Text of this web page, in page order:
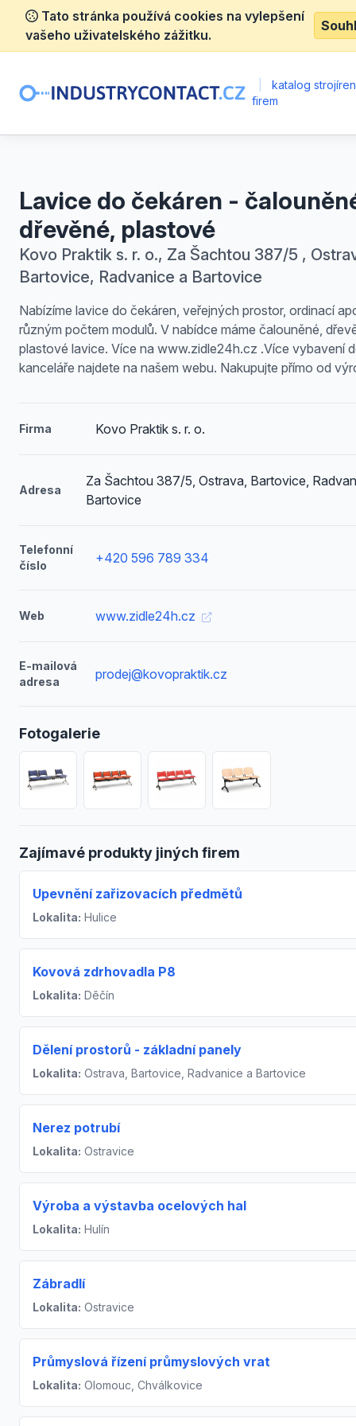
Tato stránka používá cookies na vylepšení
vašeho uživatelského zážitku.
katalog
firem
Lavice do čekáren -
dřevěné, plastové
Kovo Praktik s. r. o., Za Šachtou 387/5 ,
Bartovice, Radvanice a Bartovice
Nabízíme lavice do čekáren, veřejných prostor, ordinací
různým počtem modulů. V nabídce máme čalouněné,
plastové lavice. Více na www.zidle24h.cz .Více vybavení
kanceláře najdete na našem webu. Nakupujte přímo od
Firma Kovo Praktik s. r. o.
Adresa
Za Šachtou 387/5, Ostrava, Bartovice,
Bartovice
Telefonní
číslo
+420 596 789 334
Web www.zidle24h.cz
E-mailová
adresa
prodej@kovopraktik.cz
Fotogalerie
Zajímavé produkty jiných firem
Upevnění zařizovacích předmětů
Lokalita: Hulice
Kovová zdrhovadla P8
Lokalita: Děčín
Dělení prostorů - základní panely
Lokalita: Ostrava, Bartovice, Radvanice a Bartovice
Nerez potrubí
Lokalita: Ostravice
Výroba a výstavba ocelových hal
Lokalita: Hulín
Zábradlí
Lokalita: Ostravice
Průmyslová řízení průmyslových vrat
Lokalita: Olomouc, Chválkovice